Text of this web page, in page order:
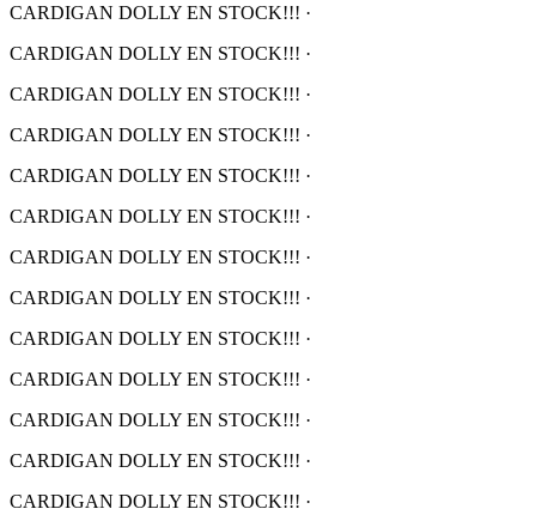
CARDIGAN DOLLY EN STOCK!!! ·
CARDIGAN DOLLY EN STOCK!!! ·
CARDIGAN DOLLY EN STOCK!!! ·
CARDIGAN DOLLY EN STOCK!!! ·
CARDIGAN DOLLY EN STOCK!!! ·
CARDIGAN DOLLY EN STOCK!!! ·
CARDIGAN DOLLY EN STOCK!!! ·
CARDIGAN DOLLY EN STOCK!!! ·
CARDIGAN DOLLY EN STOCK!!! ·
CARDIGAN DOLLY EN STOCK!!! ·
CARDIGAN DOLLY EN STOCK!!! ·
CARDIGAN DOLLY EN STOCK!!! ·
CARDIGAN DOLLY EN STOCK!!! ·